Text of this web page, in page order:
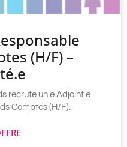
(H/F) –
recrute un.e Adjoint.e
Comptes (H/F).